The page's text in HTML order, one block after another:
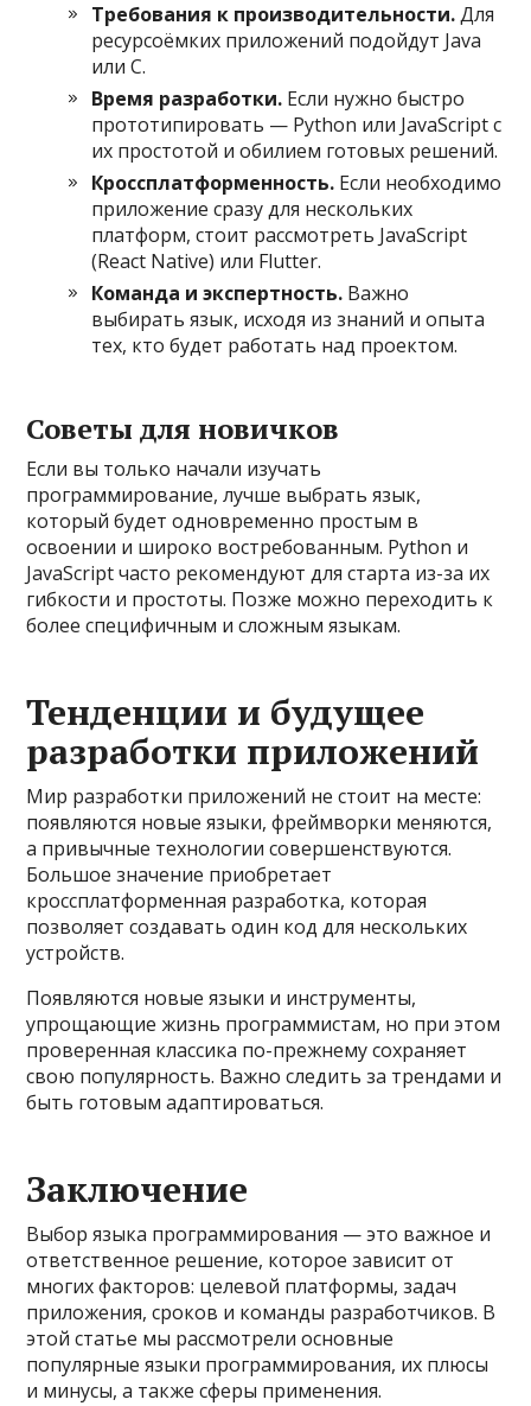
Требования к производительности.Для
ресурсоёмких приложений подойдут Java
или C.
Время разработки. Если нужно быстро
прототипировать — Python или JavaScript с
их простотой и обилием готовых решений.
Кроссплатформенность. Если необходимо
приложение сразу для нескольких
платформ, стоит рассмотреть JavaScript
(React Native) или Flutter.
Команда и экспертность. Важно
выбирать язык, исходя из знаний и опыта
тех, кто будет работать над проектом.
Советы для новичков
Если вы только начали изучать
программирование, лучше выбрать язык,
который будет одновременно простым в
освоении и широко востребованным. Python и
JavaScript часто рекомендуют для старта из-за их
гибкости и простоты. Позже можно переходить к
более специфичным и сложным языкам.
Тенденции и будущее
разработки приложений
Мир разработки приложений не стоит на месте:
появляются новые языки, фреймворки меняются,
а привычные технологии совершенствуются.
Большое значение приобретает
кроссплатформенная разработка, которая
позволяет создавать один код для нескольких
устройств.
Появляются новые языки и инструменты,
упрощающие жизнь программистам, но при этом
проверенная классика по-прежнему сохраняет
свою популярность. Важно следить за трендами и
быть готовым адаптироваться.
Заключение
Выбор языка программирования — это важное и
ответственное решение, которое зависит от
многих факторов: целевой платформы, задач
приложения, сроков и команды разработчиков. В
этой статье мы рассмотрели основные
популярные языки программирования, их плюсы
и минусы, а также сферы применения.